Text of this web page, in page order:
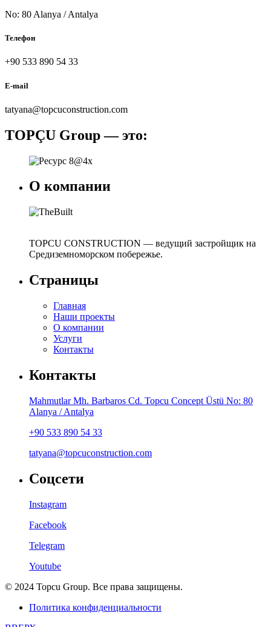
No: 80 Alanya / Antalya
Телефон
+90 533 890 54 33
E-mail
tatyana@topcuconstruction.com
TOPÇU Group — это:
О компании
TOPCU CONSTRUCTION — ведущий застройщик на
Средиземноморском побережье.
Страницы
Главная
Наши проекты
О компании
Услуги
Контакты
Контакты
Mahmutlar Mh. Barbaros Cd. Topcu Concept Üstü No: 80
Alanya / Antalya
+90 533 890 54 33
tatyana@topcuconstruction.com
Соцсети
Instagram
Facebook
Telegram
Youtube
© 2024 Topcu Group. Все права защищены.
Политика конфиденциальности